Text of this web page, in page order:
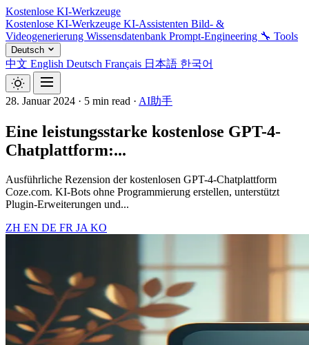
Kostenlose KI-Werkzeuge
Kostenlose KI-Werkzeuge KI-Assistenten Bild- &
Videogenerierung Wissensdatenbank Prompt-Engineering 🔧 Tools
Deutsch
中文 English Deutsch Français 日本語 한국어
28. Januar 2024 · 5 min read · AI助手
Eine leistungsstarke kostenlose GPT-4-
Chatplattform:...
Ausführliche Rezension der kostenlosen GPT-4-Chatplattform
Coze.com. KI-Bots ohne Programmierung erstellen, unterstützt
Plugin-Erweiterungen und...
ZH EN DE FR JA KO